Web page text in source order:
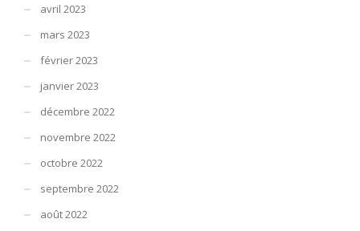
avril 2023
mars 2023
février 2023
janvier 2023
décembre 2022
novembre 2022
octobre 2022
septembre 2022
août 2022